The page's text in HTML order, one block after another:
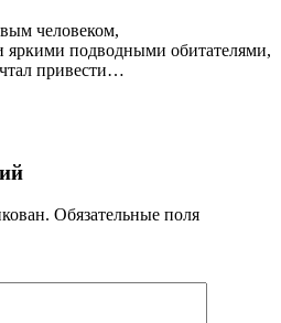
человеком,
яркими подводными обитателями,
привести…
Обязательные поля